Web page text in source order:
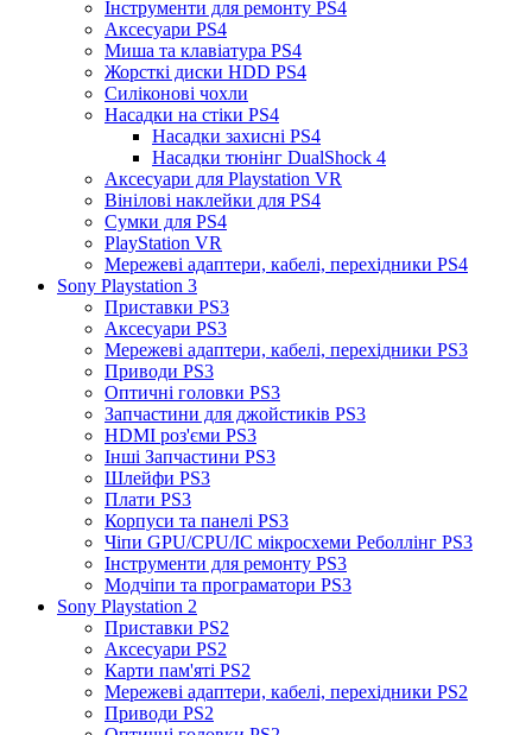
Інструменти для ремонту PS4
Аксесуари PS4
Миша та клавіатура PS4
Жорсткі диски HDD PS4
Силіконові чохли
Насадки на стіки PS4
Насадки захисні PS4
Насадки тюнінг DualShock 4
Аксесуари для Playstation VR
Вінілові наклейки для PS4
Сумки для PS4
PlayStation VR
Мережеві адаптери, кабелі, перехідники PS4
Sony Playstation 3
Приставки PS3
Аксесуари PS3
Мережеві адаптери, кабелі, перехідники PS3
Приводи PS3
Оптичні головки PS3
Запчастини для джойстиків PS3
HDMI роз'єми PS3
Інші Запчастини PS3
Шлейфи PS3
Плати PS3
Корпуси та панелі PS3
Чіпи GPU/CPU/IC мікросхеми Реболлінг PS3
Інструменти для ремонту PS3
Модчіпи та програматори PS3
Sony Playstation 2
Приставки PS2
Аксесуари PS2
Карти пам'яті PS2
Мережеві адаптери, кабелі, перехідники PS2
Приводи PS2